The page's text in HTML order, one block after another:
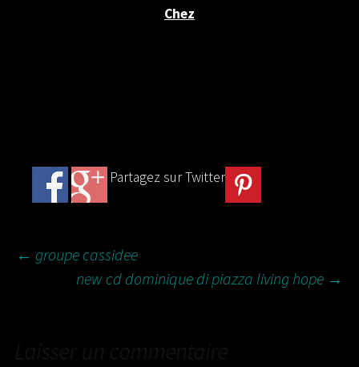
Chez
Partagez sur Twitter
NAVIGATION DES
ARTICLES
← groupe cassidee
new cd dominique di piazza living hope →
Laisser un commentaire